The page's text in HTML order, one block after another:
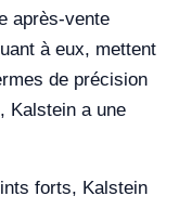
après-vente
à eux, mettent
de précision
Kalstein a une
forts, Kalstein